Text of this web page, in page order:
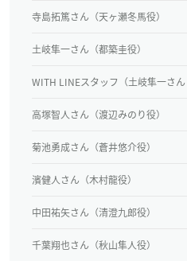
寺島拓篤さん（天ヶ瀬冬馬役）
土岐隼一さん（都築圭役）
WITH LINEスタッフ（土岐隼一さん
高塚智人さん（渡辺みのり役）
菊池勇成さん（蒼井悠介役）
濱健人さん（木村龍役）
中田祐矢さん（清澄九郎役）
千葉翔也さん（秋山隼人役）